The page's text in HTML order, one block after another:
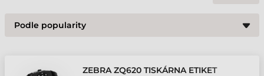
ZEBRA ZQ620 TISKÁRNA ETIKET